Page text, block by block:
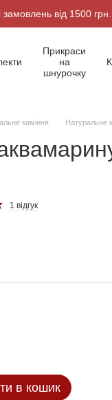
від 1500 грн.
Прикраси
на
шнурочку
каміння Натуральне
1 відгук
в кошик